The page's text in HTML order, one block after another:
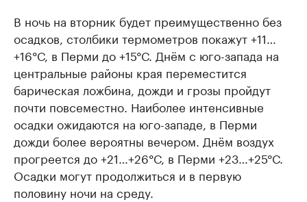
В ночь на вторник будет преимущественно без
осадков, столбики термометров покажут +11…
+16°С, в Перми до +15°С. Днём с юго-запада на
центральные районы края переместится
барическая ложбина, дожди и грозы пройдут
почти повсеместно. Наиболее интенсивные
осадки ожидаются на юго-западе, в Перми
дожди более вероятны вечером. Днём воздух
прогреется до +21…+26°С, в Перми +23…+25°С.
Осадки могут продолжиться и в первую
половину ночи на среду.